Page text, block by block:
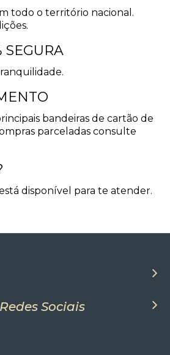
todo o território nacional.
SEGURA
bandeiras de cartão de
parceladas consulte
disponível para te atender.
Sociais